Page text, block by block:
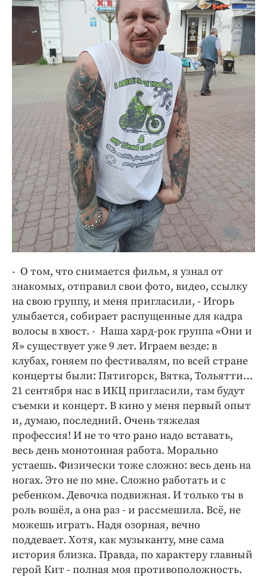
- О том, что снимается фильм, я узнал от
знакомых, отправил свои фото, видео, ссылку
на свою группу, и меня пригласили, - Игорь
улыбается, собирает распущенные для кадра
волосы в хвост. - Наша хард-рок группа «Они и
Я» существует уже 9 лет. Играем везде: в
клубах, гоняем по фестивалям, по всей стране
концерты были: Пятигорск, Вятка, Тольятти…
21 сентября нас в ИКЦ пригласили, там будут
съемки и концерт. В кино у меня первый опыт
и, думаю, последний. Очень тяжелая
профессия! И не то что рано надо вставать,
весь день монотонная работа. Морально
устаешь. Физически тоже сложно: весь день на
ногах. Это не по мне. Сложно работать и с
ребенком. Девочка подвижная. И только ты в
роль вошёл, а она раз - и рассмешила. Всё, не
можешь играть. Надя озорная, вечно
поддевает. Хотя, как музыканту, мне сама
история близка. Правда, по характеру главный
герой Кит - полная моя противоположность.